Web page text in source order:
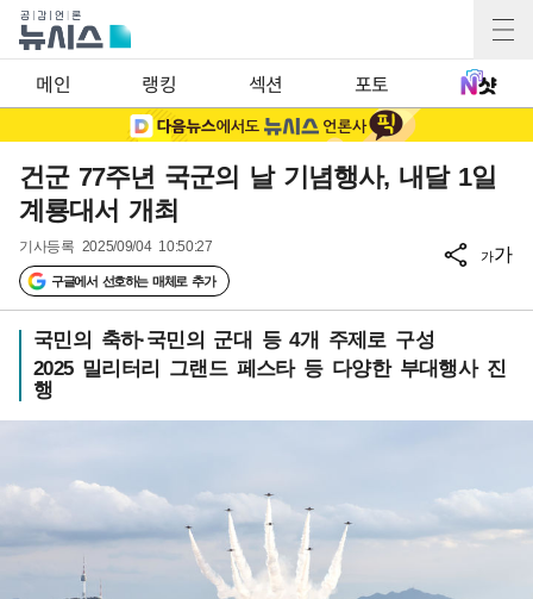
메인 랭킹 섹션 포토
건군 77주년 국군의 날 기념행사, 내달 1일
계룡대서 개최
기사등록 2025/09/04 10:50:27
구글에서 선호하는 매체로 추가
가가
국민의 축하·국민의 군대 등 4개 주제로 구성
2025 밀리터리 그랜드 페스타 등 다양한 부대행사 진
행